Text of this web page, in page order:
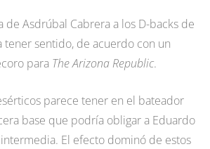
de Asdrúbal Cabrera a los D-backs de
tener sentido, de acuerdo con un
para The Arizona Republic.
parece tener en el bateador
base que podría obligar a Eduardo
El efecto dominó de estos